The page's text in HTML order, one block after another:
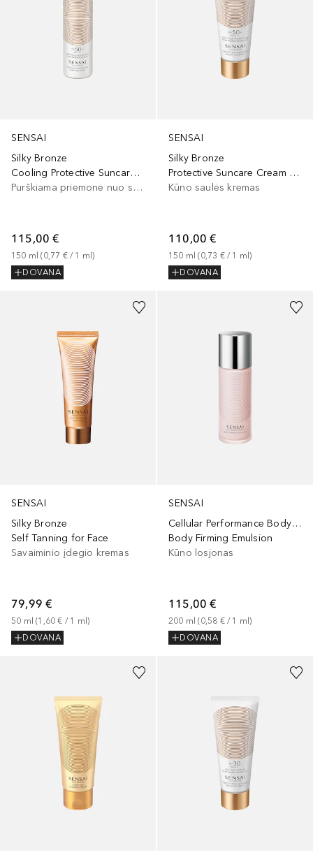
SENSAI
Silky Bronze
Cooling Protective Suncare Spray SPF 50+/PA++++
Purškiama priemonė nuo saulės
115,00 €
150 ml (0,77 € / 1 ml)
DOVANA
SENSAI
Silky Bronze
Protective Suncare Cream For Body SPF50+
Kūno saulės kremas
110,00 €
150 ml (0,73 € / 1 ml)
DOVANA
SENSAI
Silky Bronze
Self Tanning for Face
Savaiminio įdegio kremas
79,99 €
50 ml (1,60 € / 1 ml)
DOVANA
SENSAI
Cellular Performance Body Care
Body Firming Emulsion
Kūno losjonas
115,00 €
200 ml (0,58 € / 1 ml)
DOVANA